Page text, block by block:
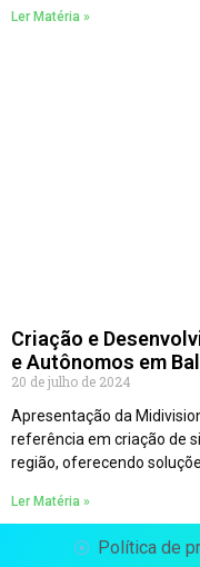
Ler Matéria »
Criação e
e Autônomos em
20 de julho de 2024
Apresentação da
referência em criação de
região, oferecendo
Ler Matéria »
Política de